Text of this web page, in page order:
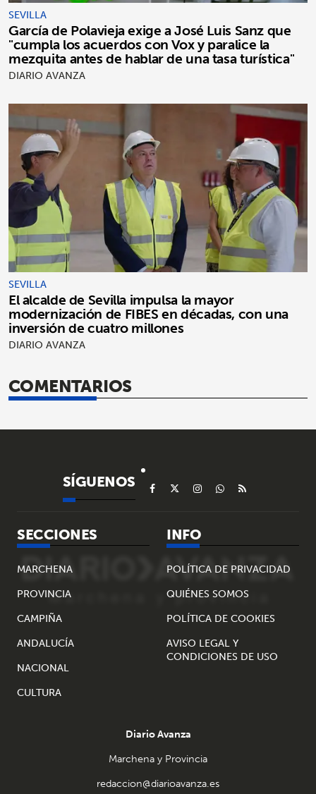
SEVILLA
García de Polavieja exige a José Luis Sanz que
"cumpla los acuerdos con Vox y paralice la
mezquita antes de hablar de una tasa turística"
DIARIO AVANZA
SEVILLA
El alcalde de Sevilla impulsa la mayor
modernización de FIBES en décadas, con una
inversión de cuatro millones
DIARIO AVANZA
COMENTARIOS
SÍGUENOS
SECCIONES
MARCHENA
PROVINCIA
CAMPIÑA
ANDALUCÍA
NACIONAL
CULTURA
INFO
POLÍTICA DE PRIVACIDAD
QUIÉNES SOMOS
POLÍTICA DE COOKIES
AVISO LEGAL Y
CONDICIONES DE USO
Diario Avanza
Marchena y Provincia
redaccion@diarioavanza.es